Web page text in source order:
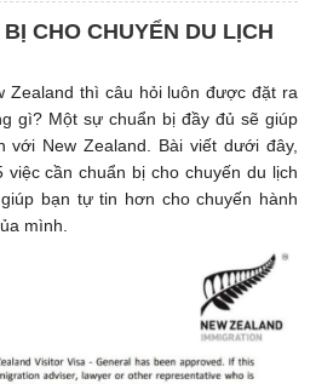
CHO CHUYỂN DU LỊCH
Zealand thì câu hỏi luôn được đặt ra
gì? Một sự chuẩn bị đầy đủ sẽ giúp
New Zealand. Bài viết dưới đây,
cần chuẩn bị cho chuyến du lịch
bạn tự tin hơn cho chuyến hành
mình.